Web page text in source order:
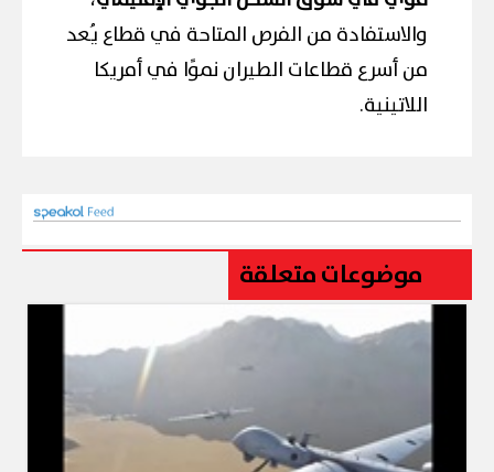
والاستفادة من الفرص المتاحة في قطاع يُعد
من أسرع قطاعات الطيران نموًا في أمريكا
اللاتينية.
موضوعات متعلقة